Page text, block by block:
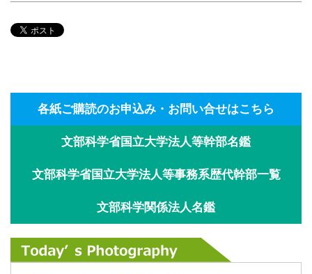
各紙ご購読のお申込み・お問い合せはこちら
文部科学省国立大学法人等幹部名鑑
文部科学省国立大学法人等事務系歴代幹部一覧
文部科学関係法人名鑑